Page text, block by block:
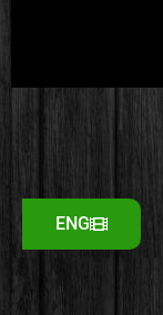
ENG